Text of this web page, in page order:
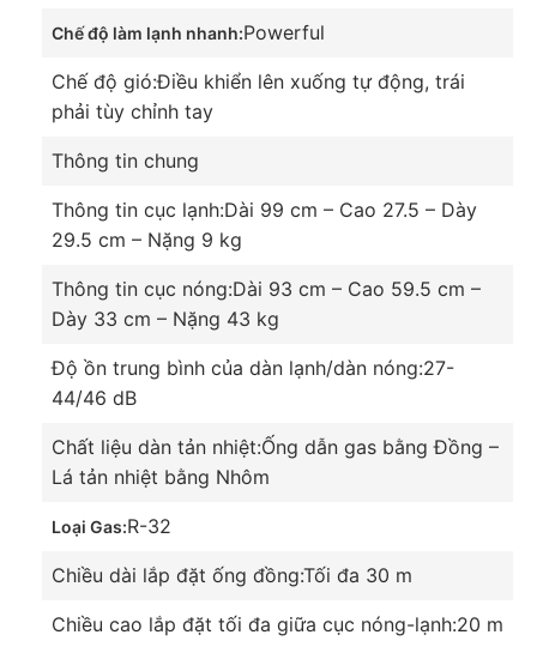
hiệu quả cho bạn.
Nhanh chóng làm mát căng phòng sau khi kích
hoạt chế độ Powerful
Sau khi kích hoạt tính năng Powerful, máy lạnh sẽ
đẩy mạnh công suất hoạt động tối đa, làm lạnh
sẽ không phải chờ đợi quá lâu để được tận hưởng
bầu không gian mát lạnh nữa.
Chế độ làm lạnh nhanh:Powerful
Chế độ gió:Điều khiển lên xuống tự động, trái
phải tùy chỉnh tay
Thông tin chung
Thông tin cục lạnh:Dài 99 cm – Cao 27.5 – Dày
29.5 cm – Nặng 9 kg
Thông tin cục nóng:Dài 93 cm – Cao 59.5 cm –
Dày 33 cm – Nặng 43 kg
Độ ồn trung bình của dàn lạnh/dàn nóng:27-
44/46 dB
Chất liệu dàn tản nhiệt:Ống dẫn gas bằng Đồng –
Lá tản nhiệt bằng Nhôm
Loại Gas:R-32
Chiều dài lắp đặt ống đồng:Tối đa 30 m
Chiều cao lắp đặt tối đa giữa cục nóng-lạnh:20 m